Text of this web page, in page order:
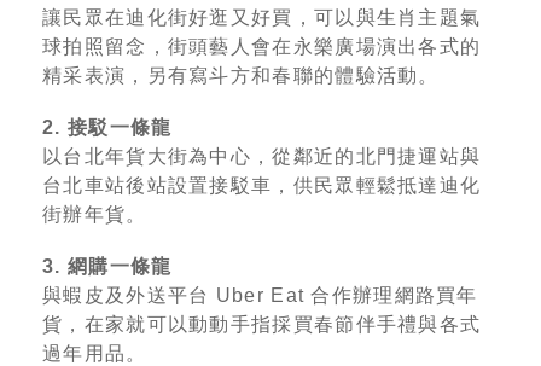
讓民眾在迪化街好逛又好買，可以與生肖主題氣
球拍照留念，街頭藝人會在永樂廣場演出各式的
精采表演，另有寫斗方和春聯的體驗活動。
2. 接駁一條龍
以台北年貨大街為中心，從鄰近的北門捷運站與
台北車站後站設置接駁車，供民眾輕鬆抵達迪化
街辦年貨。
3. 網購一條龍
與蝦皮及外送平台 Uber Eat 合作辦理網路買年
貨，在家就可以動動手指採買春節伴手禮與各式
過年用品。